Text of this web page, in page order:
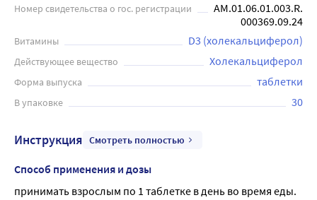
Номер свидетельства о гос. регистрации
AM.01.06.01.003.R.
000369.09.24
Витамины D3 (холекальциферол)
Действующее вещество Холекальциферол
Форма выпуска таблетки
В упаковке 30
Инструкция Смотреть полностью
Способ применения и дозы
принимать взрослым по 1 таблетке в день во время еды.